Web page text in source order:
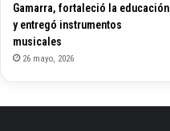
Gamarra, fortaleció la educación
y entregó instrumentos
musicales
26 mayo, 2026